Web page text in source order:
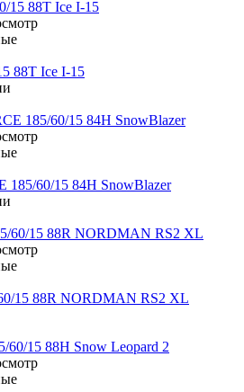
88T Ice I-15
185/60/15 84H SnowBlazer
15 88R NORDMAN RS2 XL